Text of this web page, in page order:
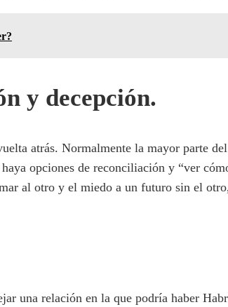
y decepción.
atrás. Normalmente la mayor parte
opciones de reconciliación y “ver
al otro y el miedo a un futuro sin el
una relación en la que podría haber